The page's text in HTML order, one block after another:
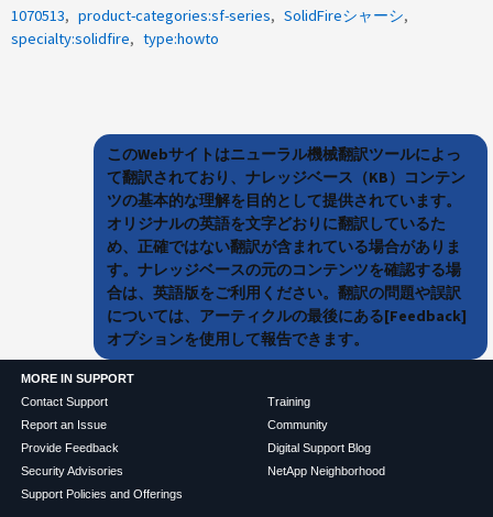
1070513
product-categories:sf-series
SolidFireシャーシ
specialty:solidfire
type:howto
このWebサイトはニューラル機械翻訳ツールによっ
て翻訳されており、ナレッジベース（KB）コンテン
ツの基本的な理解を目的として提供されています。
オリジナルの英語を文字どおりに翻訳しているた
め、正確ではない翻訳が含まれている場合がありま
す。ナレッジベースの元のコンテンツを確認する場
合は、英語版をご利用ください。翻訳の問題や誤訳
については、アーティクルの最後にある[Feedback]
オプションを使用して報告できます。
MORE IN SUPPORT
Contact Support
Report an Issue
Provide Feedback
Security Advisories
Support Policies and Offerings
Training
Community
Digital Support Blog
NetApp Neighborhood